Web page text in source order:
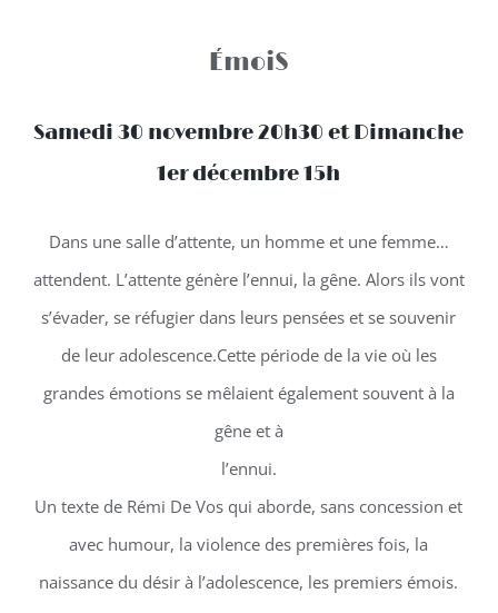
ÉmoiS
Samedi 30 novembre 20h30 et Dimanche
1er décembre 15h
Dans une salle d’attente, un homme et une femme…
attendent. L’attente génère l’ennui, la gêne. Alors ils vont
s’évader, se réfugier dans leurs pensées et se souvenir
de leur adolescence.Cette période de la vie où les
grandes émotions se mêlaient également souvent à la
gêne et à
l’ennui.
Un texte de Rémi De Vos qui aborde, sans concession et
avec humour, la violence des premières fois, la
naissance du désir à l’adolescence, les premiers émois.